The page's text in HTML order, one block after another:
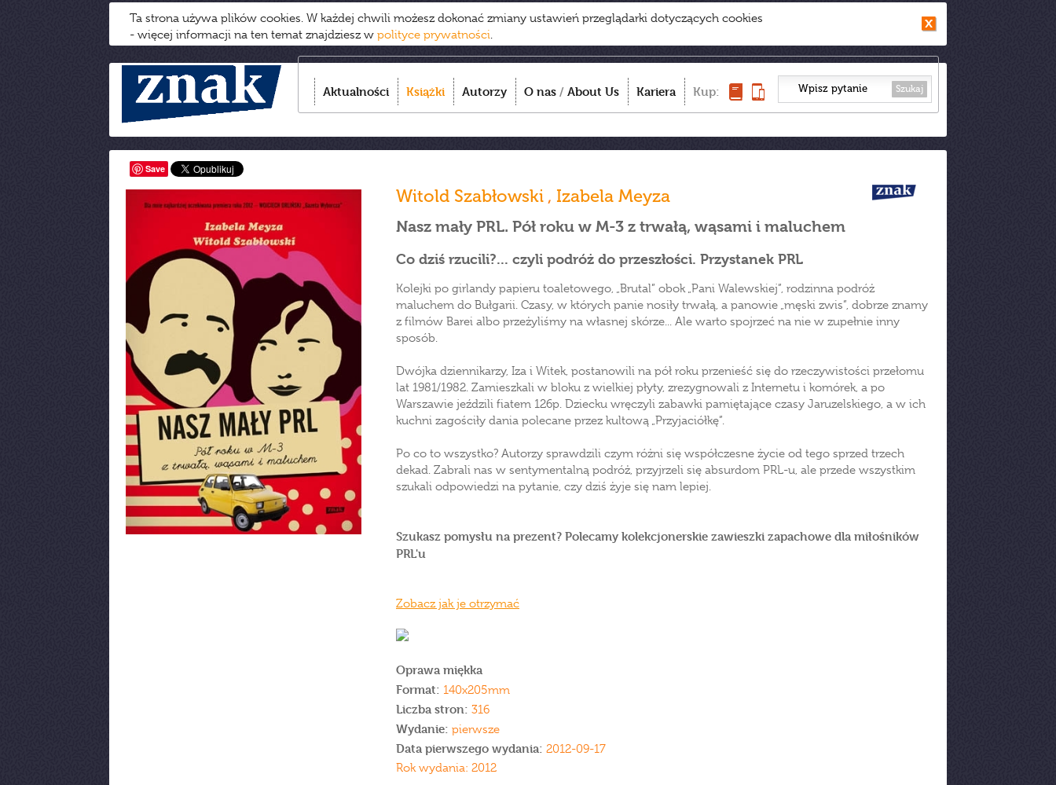
Ta strona używa plików cookies. W każdej chwili możesz dokonać zmiany ustawień przeglądarki dotyczących cookies
- więcej informacji na ten temat znajdziesz w polityce prywatności.
Aktualności Książki Autorzy O nas / About Us Kariera Kup: Szukaj
Save
Witold Szabłowski , Izabela Meyza
Nasz mały PRL. Pół roku w M-3 z trwałą, wąsami i maluchem
Co dziś rzucili?... czyli podróż do przeszłości. Przystanek PRL
Kolejki po girlandy papieru toaletowego, „Brutal” obok „Pani Walewskiej”, rodzinna podróż
maluchem do Bułgarii. Czasy, w których panie nosiły trwałą, a panowie „męski zwis”, dobrze znamy
z filmów Barei albo przeżyliśmy na własnej skórze... Ale warto spojrzeć na nie w zupełnie inny
sposób.
Dwójka dziennikarzy, Iza i Witek, postanowili na pół roku przenieść się do rzeczywistości przełomu
lat 1981/1982. Zamieszkali w bloku z wielkiej płyty, zrezygnowali z Internetu i komórek, a po
Warszawie jeździli fiatem 126p. Dziecku wręczyli zabawki pamiętające czasy Jaruzelskiego, a w ich
kuchni zagościły dania polecane przez kultową „Przyjaciółkę”.
Po co to wszystko? Autorzy sprawdzili czym różni się współczesne życie od tego sprzed trzech
dekad. Zabrali nas w sentymentalną podróż, przyjrzeli się absurdom PRL-u, ale przede wszystkim
szukali odpowiedzi na pytanie, czy dziś żyje się nam lepiej.
Szukasz pomysłu na prezent? Polecamy kolekcjonerskie zawieszki zapachowe dla miłośników
PRL'u
Zobacz jak je otrzymać
Oprawa miękka
Format: 140x205mm
Liczba stron: 316
Wydanie: pierwsze
Data pierwszego wydania: 2012-09-17
Rok wydania: 2012